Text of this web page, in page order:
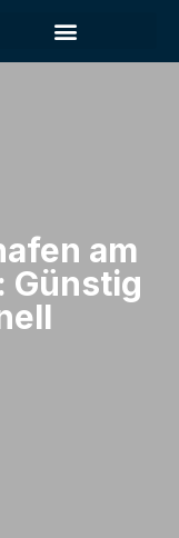
am
Günstig